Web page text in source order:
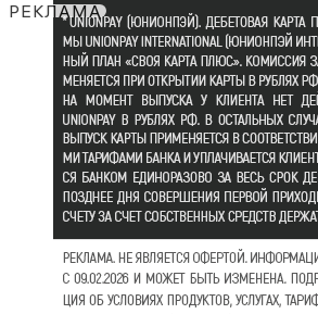
РЕКЛАМА